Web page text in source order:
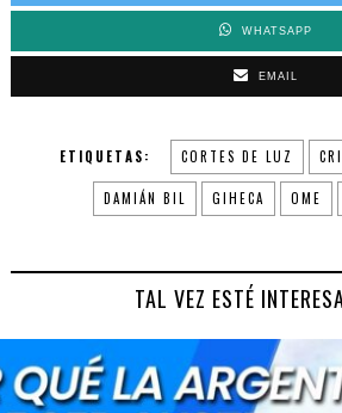
WHATSAPP
EMAIL
ETIQUETAS: CORTES DE LUZ
DAMIÁN BIL GIHECA OME
TAL VEZ ESTÉ